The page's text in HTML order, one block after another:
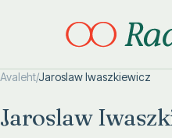
Avaleht/Jaroslaw Iwaszkiewicz
Jaroslaw